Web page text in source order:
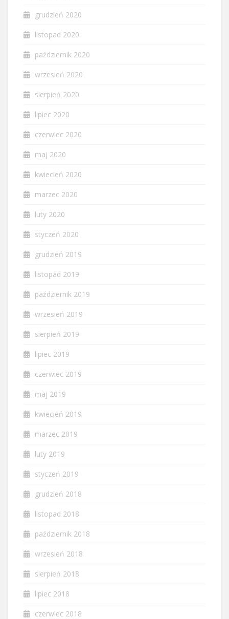
grudzień 2020
listopad 2020
październik 2020
wrzesień 2020
sierpień 2020
lipiec 2020
czerwiec 2020
maj 2020
kwiecień 2020
marzec 2020
luty 2020
styczeń 2020
grudzień 2019
listopad 2019
październik 2019
wrzesień 2019
sierpień 2019
lipiec 2019
czerwiec 2019
maj 2019
kwiecień 2019
marzec 2019
luty 2019
styczeń 2019
grudzień 2018
listopad 2018
październik 2018
wrzesień 2018
sierpień 2018
lipiec 2018
czerwiec 2018